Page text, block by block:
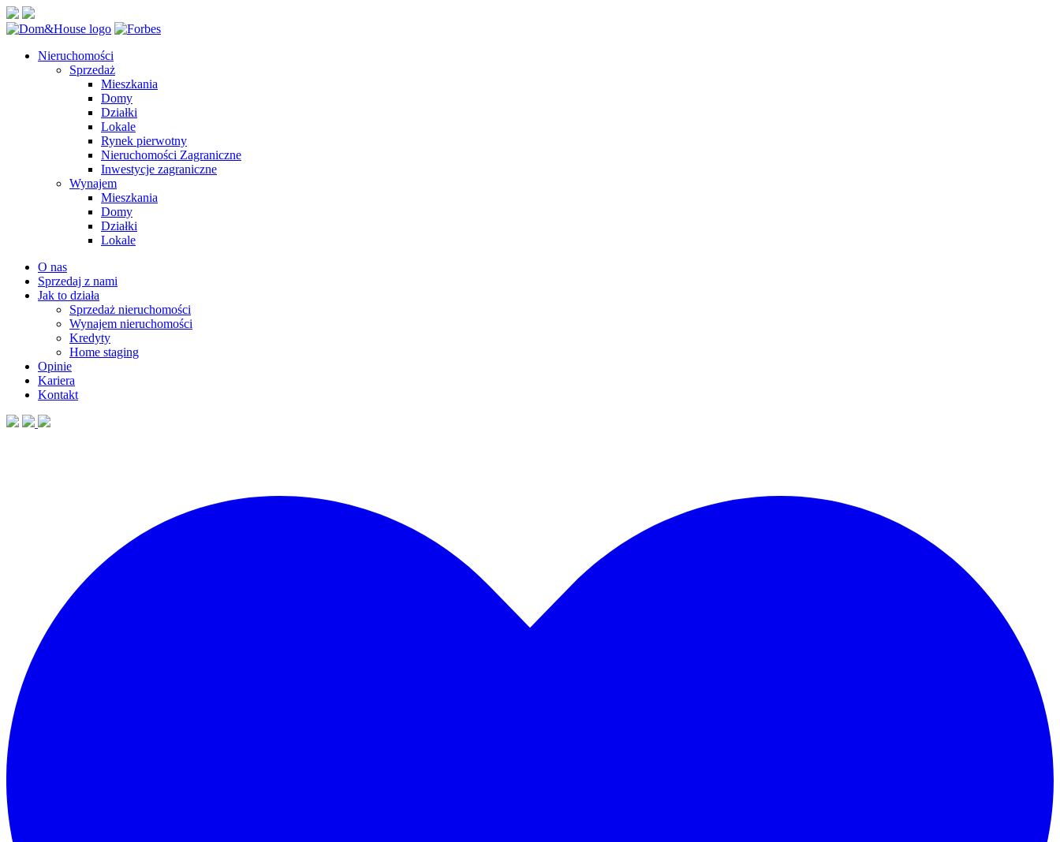
Nieruchomości
Sprzedaż
Mieszkania
Domy
Działki
Lokale
Rynek pierwotny
Nieruchomości Zagraniczne
Inwestycje zagraniczne
Wynajem
Mieszkania
Domy
Działki
Lokale
O nas
Sprzedaj z nami
Jak to działa
Sprzedaż nieruchomości
Wynajem nieruchomości
Kredyty
Home staging
Opinie
Kariera
Kontakt